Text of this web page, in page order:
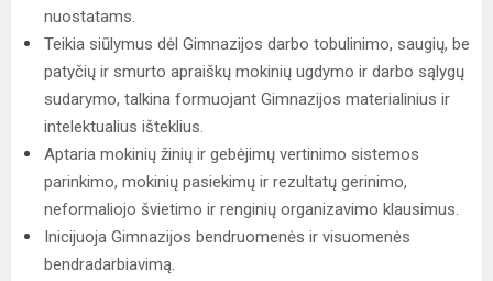
nuostatams.
Teikia siūlymus dėl Gimnazijos darbo tobulinimo, saugių, be
patyčių ir smurto apraiškų mokinių ugdymo ir darbo sąlygų
sudarymo, talkina formuojant Gimnazijos materialinius ir
intelektualius išteklius.
Aptaria mokinių žinių ir gebėjimų vertinimo sistemos
parinkimo, mokinių pasiekimų ir rezultatų gerinimo,
neformaliojo švietimo ir renginių organizavimo klausimus.
Inicijuoja Gimnazijos bendruomenės ir visuomenės
bendradarbiavimą.